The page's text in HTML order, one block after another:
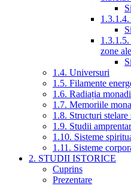
zone
1.4. Universuri
1.5. Filamente
1.6. Radiația
1.7. Memoriile
1.8. Structuri stelare
1.9. Studii
1.10. Sisteme
1.11. Sisteme
2. STUDII ISTORICE
Cuprins
Prezentare